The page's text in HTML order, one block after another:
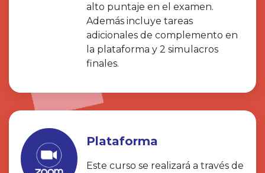
alto puntaje en el examen.
Además incluye tareas
adicionales de complemento en
la plataforma y 2 simulacros
finales.
Plataforma
Este curso se realizará a través de